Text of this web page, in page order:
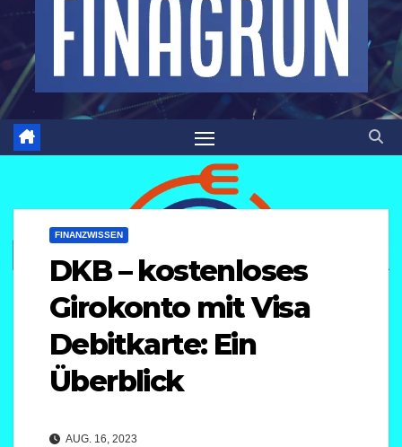
FINANZWISSEN
DKB – kostenloses
Girokonto mit Visa
Debitkarte: Ein
Überblick
AUG. 16, 2023